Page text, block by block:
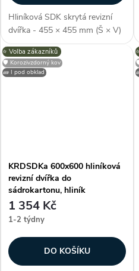
Hliníková SDK skrytá revizní
dvířka - 455 × 455 mm (Š × V)
(včetně rámu), pro skrytou /
neviditelnou instalaci, montáž
pod sádrokarton, odolné proti
⭐️ Volba zákazníků
🧱 I pod obklad
🛡️ Korozivzdorný kov
KRDSDKa 600x600 hliníková
revizní dvířka do
sádrokartonu, hliník
1 354 Kč
1-2 týdny
DO KOŠÍKU